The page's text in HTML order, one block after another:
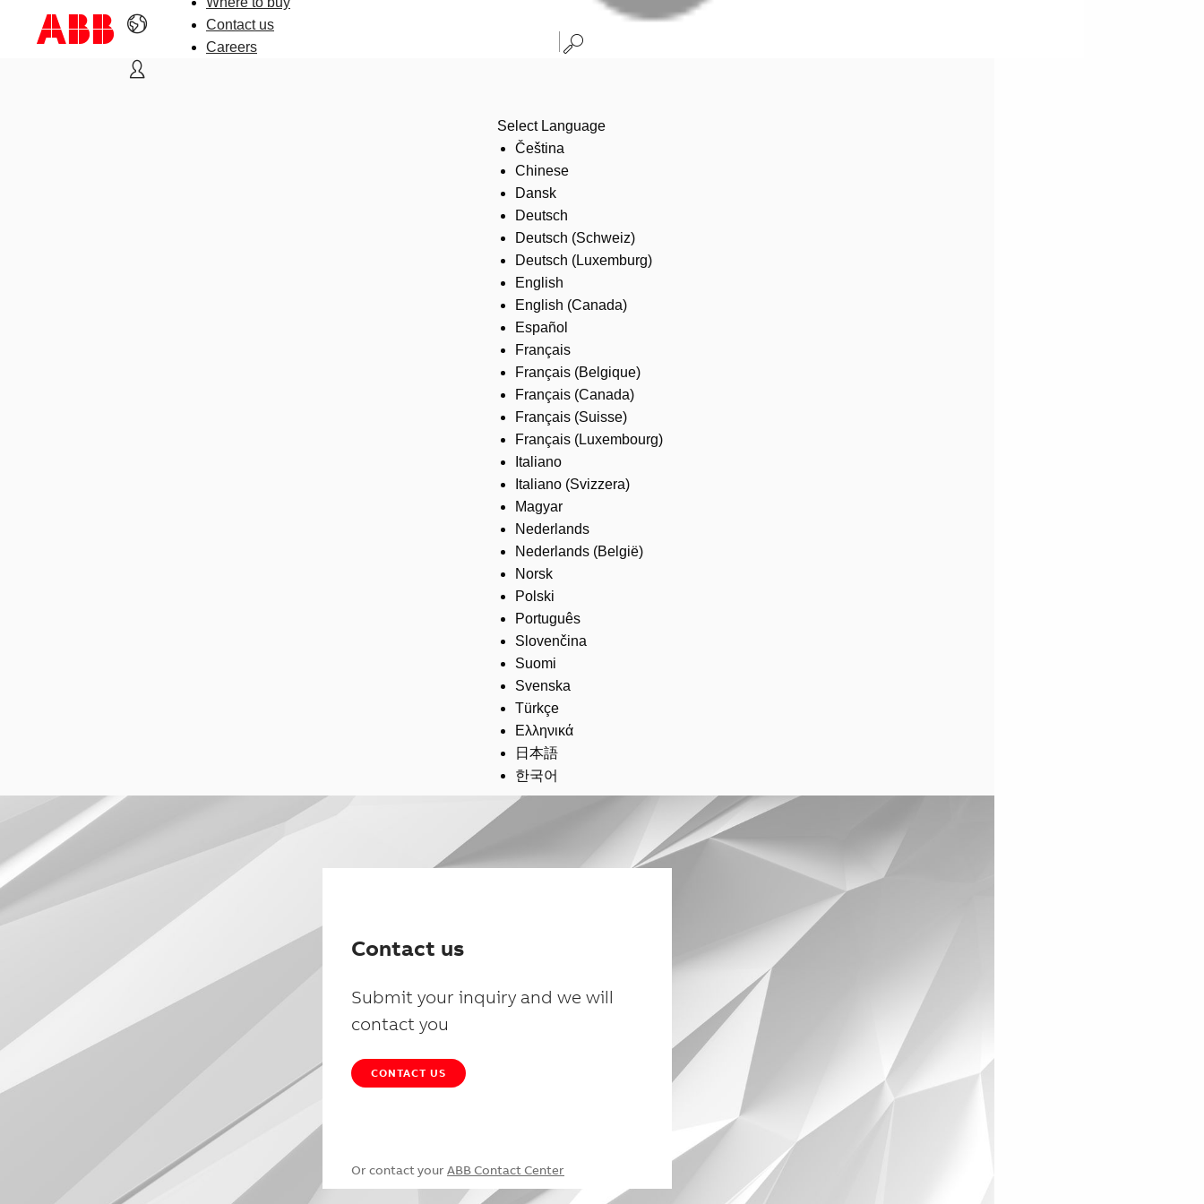
Contact us
Careers
Select Language
Čeština
Chinese
Dansk
Deutsch
Deutsch (Schweiz)
Deutsch (Luxemburg)
English
English (Canada)
Español
Français
Français (Belgique)
Français (Canada)
Français (Suisse)
Français (Luxembourg)
Italiano
Italiano (Svizzera)
Magyar
Nederlands
Nederlands (België)
Norsk
Polski
Português
Slovenčina
Suomi
Svenska
Türkçe
Ελληνικά
日本語
한국어
Contact us
Submit your inquiry and we will
contact you
CONTACT US
Or contact your ABB Contact Center